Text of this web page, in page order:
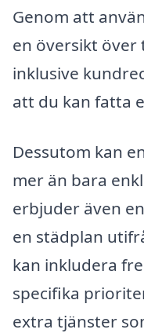
Genom att
en översikt
inklusive
att du kan fatta
Dessutom kan
mer än bara
erbjuder även
en städplan
kan inkludera
specifika
extra tjänster